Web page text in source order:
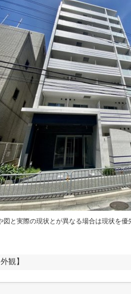
図と実際の現状とが異なる場合は現状を優
外観】